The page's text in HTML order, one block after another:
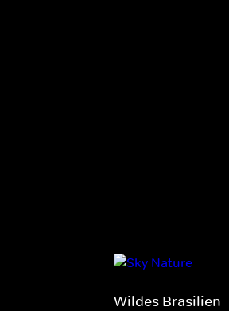
Wildes Brasilien